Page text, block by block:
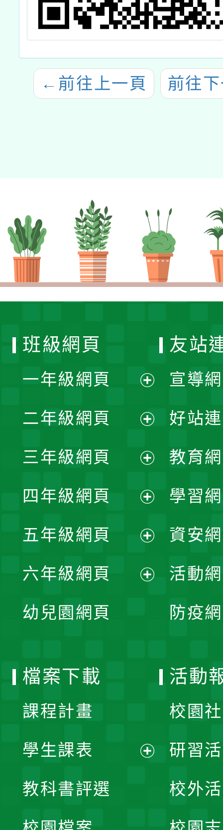
← 前往上一頁 前往
班級網頁
一年級網頁
開
選
單
二年級網頁
開
選
單
三年級網頁
開
選
單
四年級網頁
開
選
五年級網頁
開
六年級網頁
幼兒園網頁
友站
宣導
好站
教育
學習
資安
活動
防疫
檔案下載
課程計畫
學生課表
教科書評選
活動
校園
研習
校外